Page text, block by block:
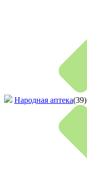
Народная аптека(39)